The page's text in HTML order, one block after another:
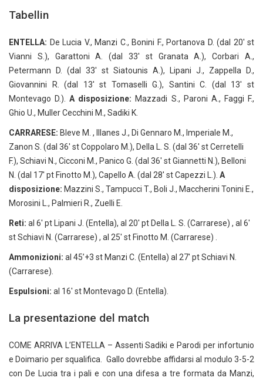
Tabellin
ENTELLA: De Lucia V., Manzi C., Bonini F., Portanova D. (dal 20′ st
Vianni S.), Garattoni A. (dal 33′ st Granata A.), Corbari A.,
Petermann D. (dal 33′ st Siatounis A.), Lipani J., Zappella D.,
Giovannini R. (dal 13′ st Tomaselli G.), Santini C. (dal 13′ st
Montevago D.).A disposizione: Mazzadi S., Paroni A., Faggi F.,
Ghio U., Muller Cecchini M., Sadiki K.
CARRARESE: Bleve M. , Illanes J., Di Gennaro M., Imperiale M.,
Zanon S. (dal 36′ st Coppolaro M.), Della L. S. (dal 36′ st Cerretelli
F.), Schiavi N., Cicconi M., Panico G. (dal 36′ st Giannetti N.), Belloni
N. (dal 17′ pt Finotto M.), Capello A. (dal 28′ st Capezzi L.). A
disposizione: Mazzini S., Tampucci T., Boli J., Maccherini Tonini E.,
Morosini L., Palmieri R., Zuelli E.
Reti: al 6′ pt Lipani J. (Entella), al 20′ pt Della L. S. (Carrarese) , al 6′
st Schiavi N. (Carrarese) , al 25′ st Finotto M. (Carrarese) .
Ammonizioni: al 45’+3 st Manzi C. (Entella) al 27′ pt Schiavi N.
(Carrarese).
Espulsioni: al 16′ st Montevago D. (Entella).
La presentazione del match
COME ARRIVA L’ENTELLA – Assenti Sadiki e Parodi per infortunio
e Doimario per squalifica. Gallo dovrebbe affidarsi al modulo 3-5-2
con De Lucia tra i pali e con una difesa a tre formata da Manzi,